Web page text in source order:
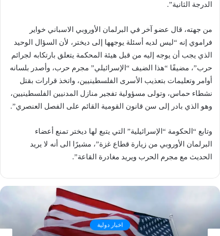
الدرجة الثانية”.
من جهته، قال عضو آخر في البرلمان الأوروبي الاسباني خواير
فراموي إنه “ليس لديه أسئلة يوجهها إلى ديختر، لأن السؤال الوحيد
الذي يجب أن يوجه إليه من قبل هيئة المحكمة يتعلق بارتكابه لجرائم
حرب”، مضيفًا “هذا الضيف “الإسرائيلي” مجرم حرب، وأصدر بلسانه
أوامر وتعليمات بتعذيب الأسرى الفلسطينيين، واتخذ قرارات بقتل
نشطاء حماس، وتولى مسؤولية تفجير منازل المدنيين الفلسطينيين،
وهو الذي بادر إلى سن قانون القومية القائم على الفصل العنصري”.
وتابع “الحكومة “الإسرائيلية” التي يتبع لها ديختر تمنع أعضاء
البرلمان الأوروبي من زيارة قطاع غزة”، مشيرًا الى أنه لا يريد
الحديث مع مجرم الحرب ويريد مغادرة القاعة”.
اخبار دولية